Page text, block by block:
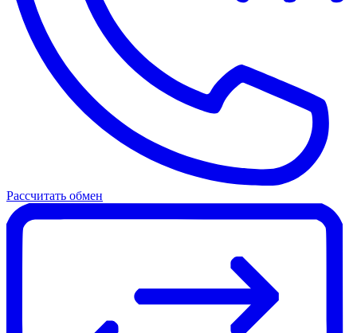
Рассчитать обмен